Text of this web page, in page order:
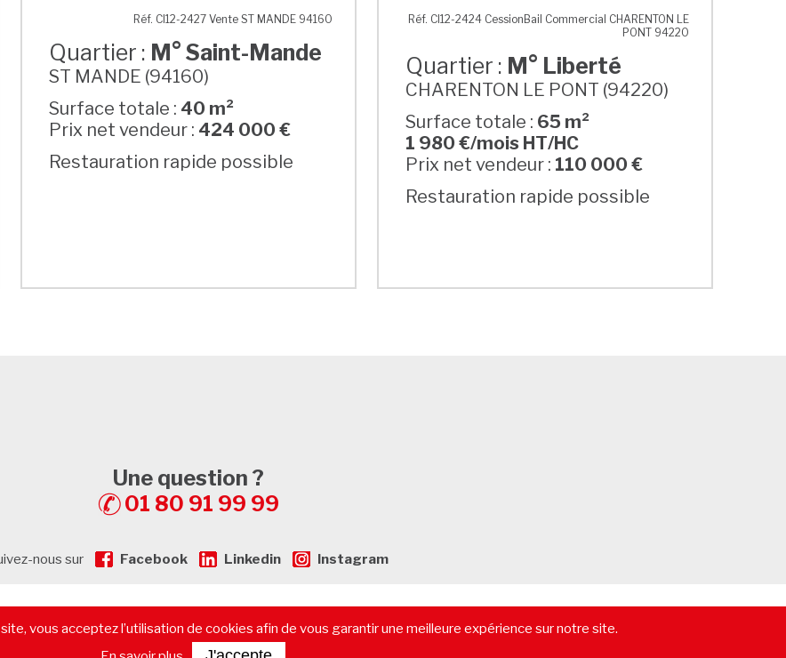
M° Saint-Mande
Réf. CI12-2427 Vente ST MANDE 94160
Quartier : M° Saint-Mande
ST MANDE (94160)
Surface totale : 40 m²
Prix net vendeur : 424 000 €
Restauration rapide possible
M° Liberté
Réf. CI12-2424 CessionBail Commercial CHARENTON LE
PONT 94220
Quartier : M° Liberté
CHARENTON LE PONT (94220)
Surface totale : 65 m²
1 980 €/mois HT/HC
Prix net vendeur : 110 000 €
Restauration rapide possible
Une question ?
01 80 91 99 99
nous sur Facebook Linkedin Instagram
- Plan de Site-Recrutement- Calculatrice de prêt immobilier-Vendre un immeuble-Location pure-
Les départements-Contactez-nous
vous acceptez l’utilisation de cookies afin de vous garantir une meilleure expérience sur notre site.